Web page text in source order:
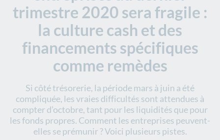
trimestre 2020 sera fragile :
la culture cash et des
financements spécifiques
comme remèdes
Si côté trésorerie, la période mars à juin a été
compliquée, les vraies difficultés sont attendues à
compter d’octobre, tant pour les liquidités que pour
les fonds propres. Comment les entreprises peuvent-
elles se prémunir ? Voici plusieurs pistes.